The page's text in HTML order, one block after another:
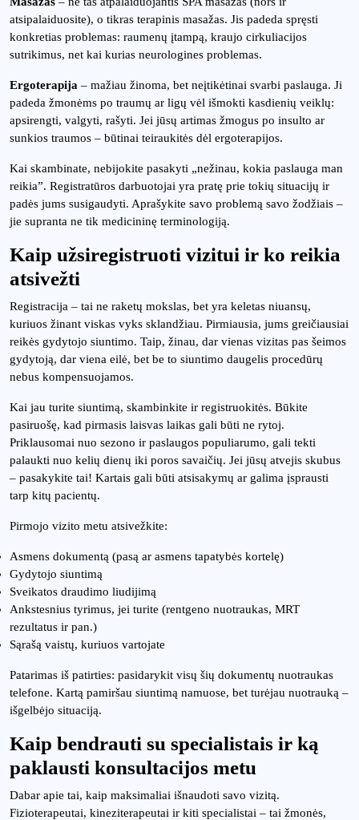
atsipalaiduosite), o tikras terapinis masažas. Jis padeda spręsti
konkretias problemas: raumenų įtampą, kraujo cirkuliacijos
sutrikimus, net kai kurias neurologines problemas.
Ergoterapija – mažiau žinoma, bet neįtikėtinai svarbi paslauga. Ji
padeda žmonėms po traumų ar ligų vėl išmokti kasdienių veiklų:
apsirengti, valgyti, rašyti. Jei jūsų artimas žmogus po insulto ar
sunkios traumos – būtinai teiraukitės dėl ergoterapijos.
Kai skambinate, nebijokite pasakyti „nežinau, kokia paslauga man
reikia”. Registratūros darbuotojai yra pratę prie tokių situacijų ir
padės jums susigaudyti. Aprašykite savo problemą savo žodžiais –
jie supranta ne tik medicininę terminologiją.
Kaip užsiregistruoti vizitui ir ko reikia
atsivežti
Registracija – tai ne raketų mokslas, bet yra keletas niuansų,
kuriuos žinant viskas vyks sklandžiau. Pirmiausia, jums greičiausiai
reikės gydytojo siuntimo. Taip, žinau, dar vienas vizitas pas šeimos
gydytoją, dar viena eilė, bet be to siuntimo daugelis procedūrų
nebus kompensuojamos.
Kai jau turite siuntimą, skambinkite ir registruokitės. Būkite
pasiruošę, kad pirmasis laisvas laikas gali būti ne rytoj.
Priklausomai nuo sezono ir paslaugos populiarumo, gali tekti
palaukti nuo kelių dienų iki poros savaičių. Jei jūsų atvejis skubus
– pasakykite tai! Kartais gali būti atsisakymų ar galima įsprausti
tarp kitų pacientų.
Pirmojo vizito metu atsivežkite:
Asmens dokumentą (pasą ar asmens tapatybės kortelę)
Gydytojo siuntimą
Sveikatos draudimo liudijimą
Ankstesnius tyrimus, jei turite (rentgeno nuotraukas, MRT
rezultatus ir pan.)
Sąrašą vaistų, kuriuos vartojate
Patarimas iš patirties: pasidarykit visų šių dokumentų nuotraukas
telefone. Kartą pamiršau siuntimą namuose, bet turėjau nuotrauką –
išgelbėjo situaciją.
Kaip bendrauti su specialistais ir ką
paklausti konsultacijos metu
Dabar apie tai, kaip maksimaliai išnaudoti savo vizitą.
Fizioterapeutai, kineziterapeutai ir kiti specialistai – tai žmonės,